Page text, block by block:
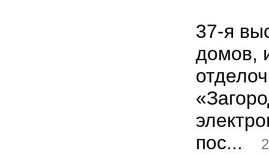
37-я
домов,
пос...